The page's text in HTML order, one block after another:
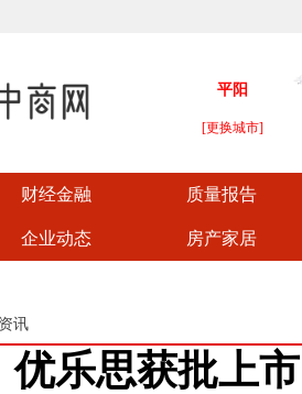
财经金融 质量报告
企业动态 房产家居
讯
优乐思获批上